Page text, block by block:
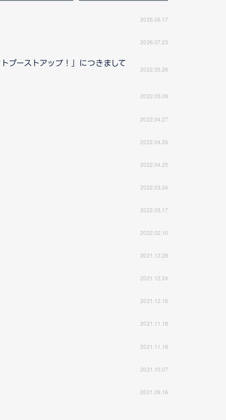
2026.06.17
2026.07.23
ブーストアップ！」につきまして 2022.05.26
2022.05.09
2022.04.27
2022.04.26
2022.04.25
2022.03.24
2022.03.17
2022.02.10
2021.12.28
2021.12.24
2021.12.16
2021.11.18
2021.11.18
2021.10.07
2021.09.16